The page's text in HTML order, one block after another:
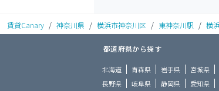
賃貸Canary / 神奈川県 / 横浜市神奈川区 / 東神奈川駅 / 横
都道府県から探す
北海道 青森県 岩手県 宮城県
長野県
岐阜県 静岡県 愛知県